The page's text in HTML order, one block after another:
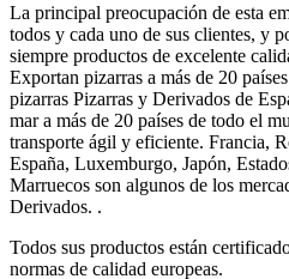
La principal preocupación de esta
todos y cada uno de sus clientes, y
siempre productos de excelente
Exportan pizarras a más de 20
pizarras Pizarras y Derivados de
mar a más de 20 países de todo el
transporte ágil y eficiente. Francia,
España, Luxemburgo, Japón,
Marruecos son algunos de los
Derivados. .
Todos sus productos están
normas de calidad europeas.